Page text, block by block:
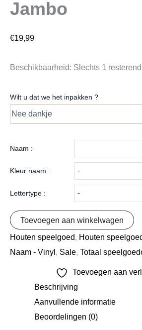
Jambo
€19,99
Beschikbaarheid: Slechts 1
Wilt u dat we het inpakken ?
Naam :
Kleur naam :
Lettertype :
Toevoegen aan winkelwagen
Houten speelgoed Houten
Naam - Vinyl Sale Totaal
Toevoegen aan
Beschrijving
Aanvullende informatie
Beoordelingen (0)